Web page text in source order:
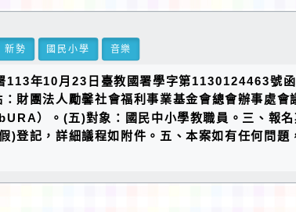
新勢 國民小學 音樂
113年10月23日臺教國署學字第1130124463號
財團法人勵馨社會福利事業基金會總會辦事處
）。(五)對象：國民中小學教職員。三、報名
)登記，詳細議程如附件。五、本案如有任何問